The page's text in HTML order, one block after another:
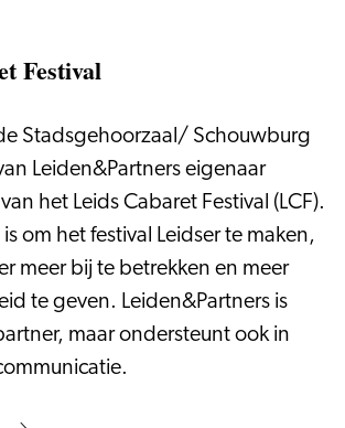
Festival
Stadsgehoorzaal/ Schouwburg
Leiden&Partners eigenaar
het Leids Cabaret Festival (LCF).
om het festival Leidser te maken,
meer bij te betrekken en meer
te geven. Leiden&Partners is
maar ondersteunt ook in